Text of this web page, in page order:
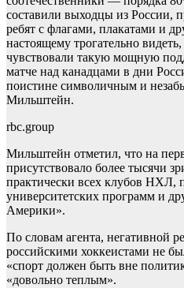
составили выходцы из России,
ребят с флагами, плакатами и
настоящему трогательно
чувствовали такую мощную
матче над канадцами в дни
поистине символичным и
Мильштейн.
rbc.group
Мильштейн отметил, что на
присутствовало более тысячи
практически всех клубов НХЛ,
университетских программ и
Америки».
По словам агента, негативной
российскими хоккеистами не
«спорт должен быть вне
«довольно теплым».